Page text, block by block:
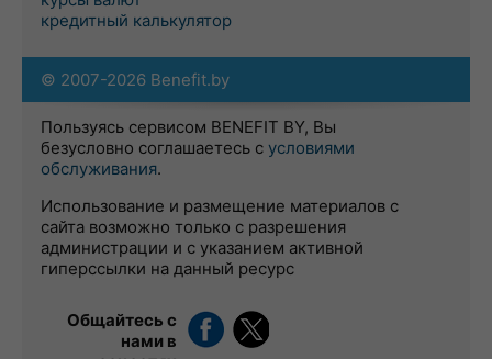
кредитный калькулятор
© 2007-2026 Benefit.by
Пользуясь сервисом BENEFIT BY, Вы
безусловно соглашаетесь с условиями
обслуживания.
Использование и размещение материалов с
сайта возможно только с разрешения
администрации и с указанием активной
гиперссылки на данный ресурс
Общайтесь с
нами в